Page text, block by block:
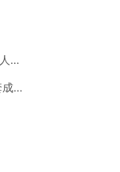
文登人和国际小区新一中对面本人自有房销售
威海市中心繁华商业圈 医疗配套成熟 南北通透